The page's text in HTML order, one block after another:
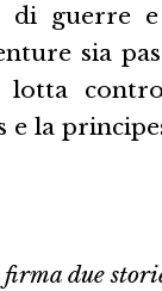
di guerre
sia
lotta
e la
due